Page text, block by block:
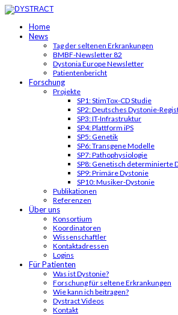
Home
News
Tag der seltenen Erkrankungen
BMBF-Newsletter 82
Dystonia Europe Newsletter
Patientenbericht
Forschung
Projekte
SP1: StimTox-CD Studie
SP2: Deutsches Dystonie-
SP3: IT-Infrastruktur
SP4: Plattform iPS
SP5: Genetik
SP6: Transgene Modelle
SP7: Pathophysiologie
SP8: Genetisch determinierte
SP9: Primäre Dystonie
SP10: Musiker-Dystonie
Publikationen
Referenzen
Über uns
Konsortium
Koordinatoren
Wissenschaftler
Kontaktadressen
Logins
Für Patienten
Was ist Dystonie?
Forschung für seltene Erkrankungen
Wie kann ich beitragen?
Dystract Videos
Kontakt